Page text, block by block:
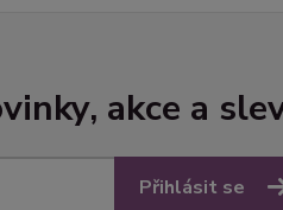
akce a
Přihlásit se